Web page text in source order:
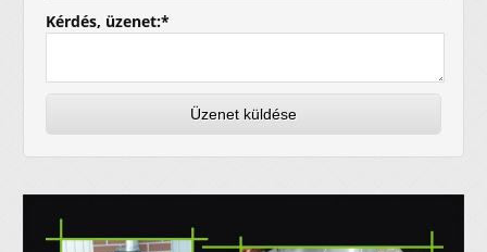
Kérdés, üzenet:*